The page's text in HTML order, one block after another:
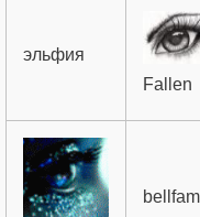
эльфия
Fallen
bellfam